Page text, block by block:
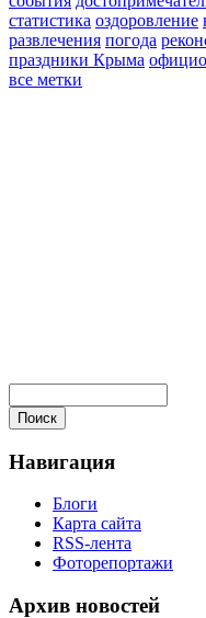
статистика оздоровление
развлечения погода
праздники Крыма
все метки
Навигация
Блоги
Карта сайта
RSS-лента
Фоторепортажи
Архив новостей